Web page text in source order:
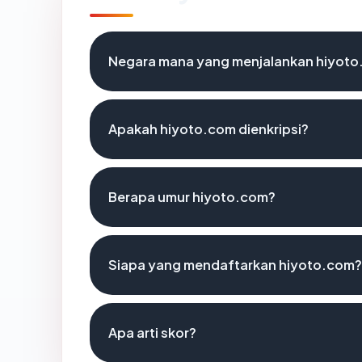
Negara mana yang menjalankan
Apakah hiyoto.com dienkripsi?
Berapa umur hiyoto.com?
Siapa yang mendaftarkan hiyoto.com?
Apa arti skor?